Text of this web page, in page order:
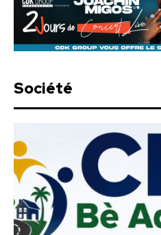
Société